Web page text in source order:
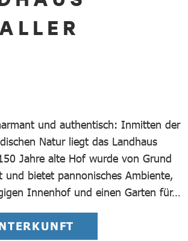
und authentisch: Inmitten der
Natur liegt das Landhaus
Jahre alte Hof wurde von Grund
und bietet pannonisches Ambiente,
Innenhof und einen Garten für…